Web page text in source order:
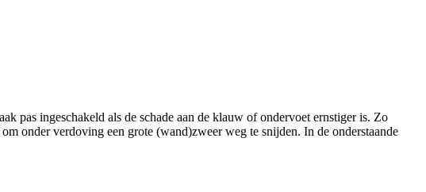
pas ingeschakeld als de schade aan de klauw of ondervoet ernstiger is. Zo
onder verdoving een grote (wand)zweer weg te snijden. In de onderstaande